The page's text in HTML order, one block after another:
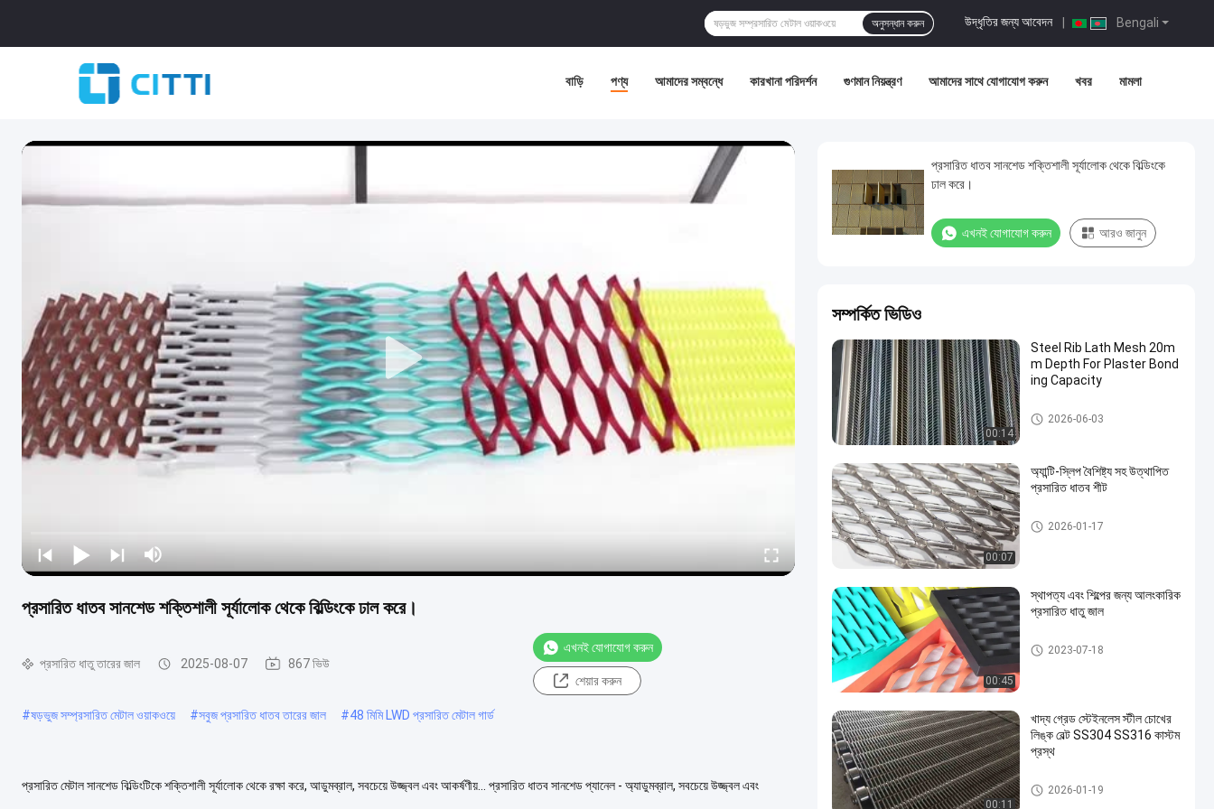
Bengali
উদ্ধৃতির জন্য আবেদন
অনুসন্ধান করুন
বাড়ি পণ্য আমাদের সম্বন্ধে কারখানা পরিদর্শন গুণমান নিয়ন্ত্রণ আমাদের সাথে যোগাযোগ করুন খবর মামলা
প্রসারিত ধাতব সানশেড শক্তিশালী সূর্যালোক থেকে বিল্ডিংকে ঢাল করে।
প্রসারিত ধাতু তারের জাল 2025-08-07 867 ভিউ
এখনই যোগাযোগ করুন
শেয়ার করুন
#ষড়ভুজ সম্প্রসারিত মেটাল ওয়াকওয়ে #সবুজ প্রসারিত ধাতব তারের জাল #48 মিমি LWD প্রসারিত মেটাল গার্ড
প্রসারিত মেটাল সানশেড বিল্ডিংটিকে শক্তিশালী সূর্যালোক থেকে রক্ষা করে, আডুমব্রাল, সবচেয়ে উজ্জ্বল এবং আকর্ষণীয়... প্রসারিত ধাতব সানশেড প্যানেল - অ্যাডুমব্রাল, সবচেয়ে উজ্জ্বল এবং
প্রসারিত ধাতব সানশেড শক্তিশালী সূর্যালোক থেকে বিল্ডিংকে
ঢাল করে।
এখনই যোগাযোগ করুন আরও জানুন
সম্পর্কিত ভিডিও
00:14
Steel Rib Lath Mesh 20m
m Depth For Plaster Bond
ing Capacity
প্রসারিত ধাতু তারের জাল
2026-06-03
00:07
অ্যান্টি-স্লিপ বৈশিষ্ট্য সহ উত্থাপিত
প্রসারিত ধাতব শীট
প্রসারিত ধাতু তারের জাল
2026-01-17
00:45
স্থাপত্য এবং শিল্পের জন্য আলংকারিক
প্রসারিত ধাতু জাল
প্রসারিত ধাতু তারের জাল
2023-07-18
00:11
খাদ্য গ্রেড স্টেইনলেস স্টীল চোখের
লিঙ্ক বেল্ট SS304 SS316 কাস্টম
প্রস্থ
ধাতু পরিবাহক বেল্ট
2026-01-19